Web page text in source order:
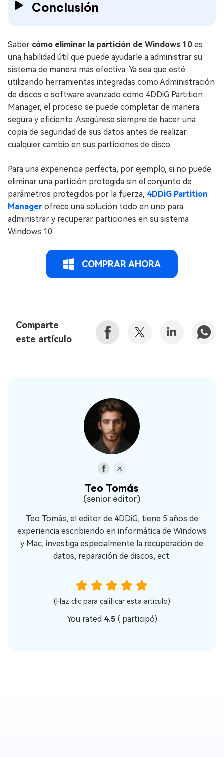
Conclusión
Saber cómo eliminar la partición de Windows 10 es
una habilidad útil que puede ayudarle a administrar su
sistema de manera más efectiva. Ya sea que esté
utilizando herramientas integradas como Administración
de discos o software avanzado como 4DDiG Partition
Manager, el proceso se puede completar de manera
segura y eficiente. Asegúrese siempre de hacer una
copia de seguridad de sus datos antes de realizar
cualquier cambio en sus particiones de disco.
Para una experiencia perfecta, por ejemplo, si no puede
eliminar una partición protegida sin el conjunto de
parámetros protegidos por la fuerza, 4DDiG Partition
Manager ofrece una solución todo en uno para
administrar y recuperar particiones en su sistema
Windows 10.
COMPRAR AHORA
Comparte
este artículo
Teo Tomás
(senior editor)
Teo Tomás, el editor de 4DDiG, tiene 5 años de
experiencia escribiendo en informática de Windows
y Mac, investiga especialmente la recuperación de
datos, reparación de discos, ect.
(Haz clic para calificar esta artículo)
You rated 4.5 (participó)